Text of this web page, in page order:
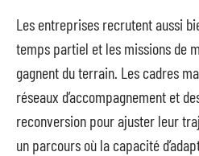
Les entreprises recrutent aussi
temps partiel et les missions de
gagnent du terrain. Les cadres
réseaux d’accompagnement et
reconversion pour ajuster leur
un parcours où la capacité